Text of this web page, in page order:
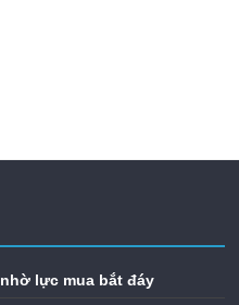
lực mua bắt đáy